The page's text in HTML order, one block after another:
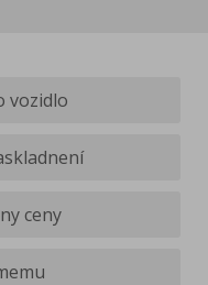
vozidlo
ceny